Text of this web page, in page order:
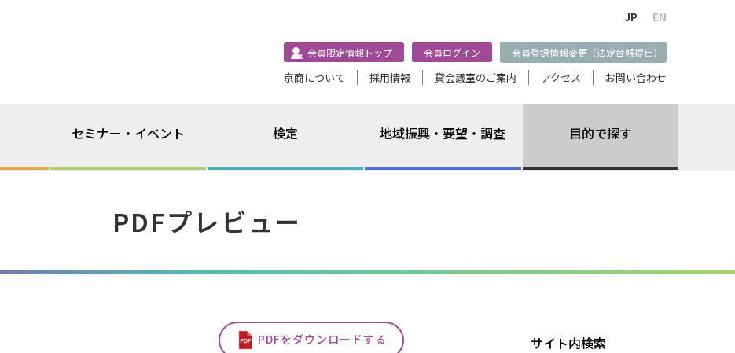
JP ｜ EN
会員限定情報トップ 会員ログイン 会員登録情報変更（法定台帳提出）
京商について 採用情報 貸会議室のご案内 アクセス お問い合わせ
セミナー・イベント 検定 地域振興・要望・調査 目的で探す
PDFプレビュー
PDFをダウンロードする サイト内検索